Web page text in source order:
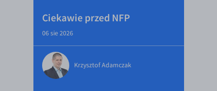
Ciekawie przed NFP
06 sie 2026
Krzysztof Adamczak